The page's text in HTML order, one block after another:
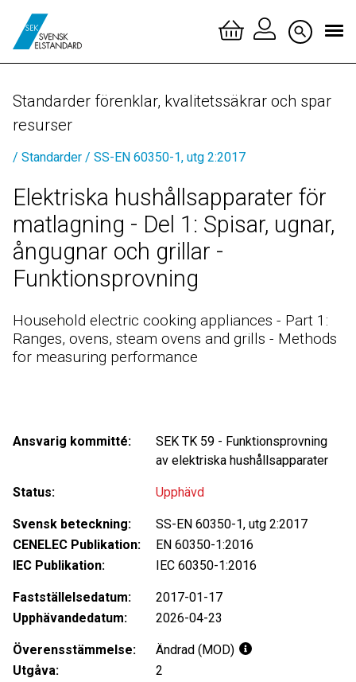
Standarder förenklar, kvalitetssäkrar och spar
resurser
/ Standarder / SS-EN 60350-1, utg 2:2017
Elektriska hushållsapparater för
matlagning - Del 1: Spisar, ugnar,
ångugnar och grillar -
Funktionsprovning
Household electric cooking appliances - Part 1:
Ranges, ovens, steam ovens and grills - Methods
for measuring performance
Ansvarig kommitté: SEK TK 59 - Funktionsprovning
av elektriska hushållsapparater
Status: Upphävd
Svensk beteckning:
SS-EN 60350-1, utg 2:2017
CENELEC Publikation:
EN 60350-1:2016
IEC Publikation:
IEC 60350-1:2016
Fastställelsedatum:
2017-01-17
Upphävandedatum:
2026-04-23
Överensstämmelse:
Ändrad (MOD)
Utgåva:
2